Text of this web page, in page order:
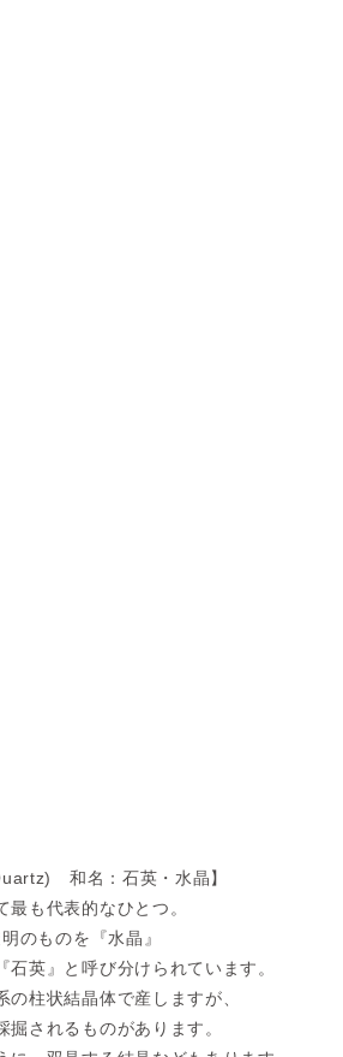
和名：石英・水晶】
最も代表的なひとつ。
のものを『水晶』
石英』と呼び分けられています。
の柱状結晶体で産しますが、
掘されるものがあります。